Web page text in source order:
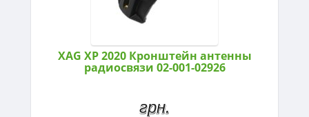
XAG XP 2020 Кронштейн антенны
радиосвязи 02-001-02926
грн.